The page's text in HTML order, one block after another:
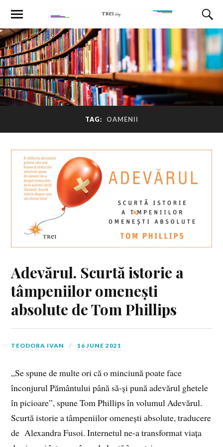
TAG: OAMENII
Adevărul. Scurtă istorie a
tâmpeniilor omenești
absolute de Tom Phillips
TEODORA IVAN 16 JUNE 2021
„Se spune de multe ori că o minciună poate face
înconjurul Pământului până să-și pună adevărul ghetele
în picioare”, spune Tom Phillips în volumul Adevărul.
Scurtă istorie a tâmpeniilor omenești absolute, traducere
de Alexandra Fusoi. Internetul ne-a transformat viața